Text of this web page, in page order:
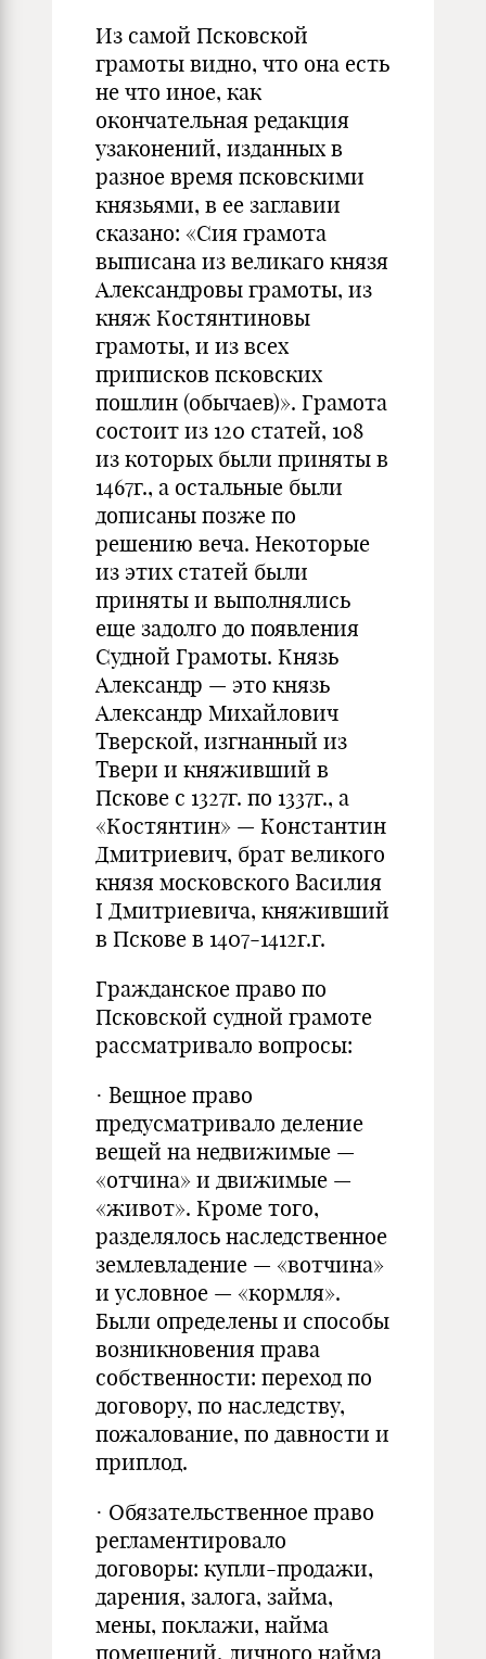
Из самой Псковской
грамоты видно, что она есть
не что иное, как
окончательная редакция
узаконений, изданных в
разное время псковскими
князьями, в ее заглавии
сказано: «Сия грамота
выписана из великаго князя
Александровы грамоты, из
княж Костянтиновы
грамоты, и из всех
приписков псковских
пошлин (обычаев)». Грамота
состоит из 120 статей, 108
из которых были приняты в
1467г., а остальные были
дописаны позже по
решению веча. Некоторые
из этих статей были
приняты и выполнялись
еще задолго до появления
Судной Грамоты. Князь
Александр — это князь
Александр Михайлович
Тверской, изгнанный из
Твери и княживший в
Пскове с 1327г. по 1337г., а
«Костянтин» — Константин
Дмитриевич, брат великого
князя московского Василия
I Дмитриевича, княживший
в Пскове в 1407-1412г.г.
Гражданское право по
Псковской судной грамоте
рассматривало вопросы:
· Вещное право
предусматривало деление
вещей на недвижимые —
«отчина» и движимые —
«живот». Кроме того,
разделялось наследственное
землевладение — «вотчина»
и условное — «кормля».
Были определены и способы
возникновения права
собственности: переход по
договору, по наследству,
пожалование, по давности и
приплод.
· Обязательственное право
регламентировало
договоры: купли-продажи,
дарения, залога, займа,
мены, поклажи, найма
помещений, личного найма